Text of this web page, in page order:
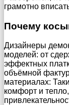
грамотно
Почему
Дизайнеры
моделей: от
эффектных
объёмной
материалах:
комфорт и